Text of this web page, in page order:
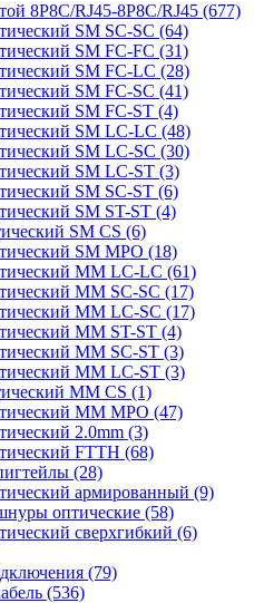
8P8C/RJ45-8P8C/RJ45 (677)
SM SC-SC (64)
SM FC-FC (31)
SM FC-LC (28)
SM FC-SC (41)
SM FC-ST (4)
SM LC-LC (48)
SM LC-SC (30)
SM LC-ST (3)
SM SC-ST (6)
SM ST-ST (4)
SM CS (6)
SM MPO (18)
MM LC-LC (61)
MM SC-SC (17)
MM LC-SC (17)
MM ST-ST (4)
MM SC-ST (3)
MM LC-ST (3)
MM CS (1)
MM MPO (47)
2.0mm (3)
FTTH (68)
(28)
армированный (9)
оптические (58)
сверхгибкий (6)
(79)
(536)